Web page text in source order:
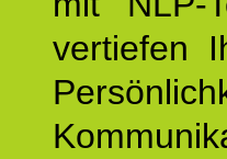
vertiefen